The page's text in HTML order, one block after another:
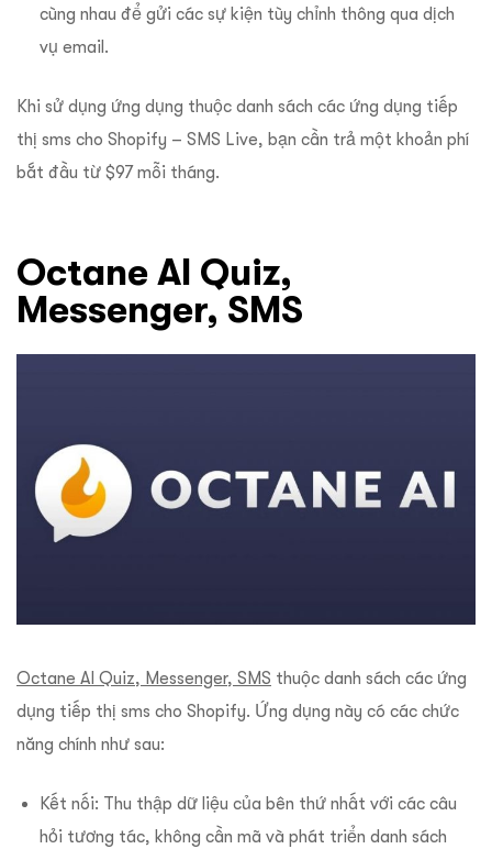
cùng nhau để gửi các sự kiện tùy chỉnh thông qua dịch
vụ email.
Khi sử dụng ứng dụng thuộc danh sách các ứng dụng tiếp
thị sms cho Shopify – SMS Live, bạn cần trả một khoản phí
bắt đầu từ $97 mỗi tháng.
Octane AI Quiz,
Messenger, SMS
Octane AI Quiz, Messenger, SMS thuộc danh sách các ứng
dụng tiếp thị sms cho Shopify. Ứng dụng này có các chức
năng chính như sau:
Kết nối: Thu thập dữ liệu của bên thứ nhất với các câu
hỏi tương tác, không cần mã và phát triển danh sách